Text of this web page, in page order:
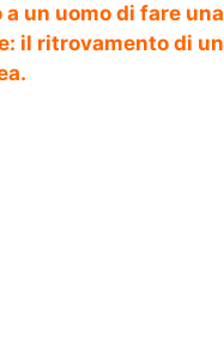
a un uomo di fare
il ritrovamento di